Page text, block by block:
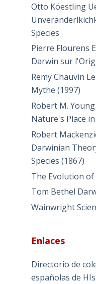
Otto Köestling
Species
Pierre Flourens
Darwin sur
Remy Chauvin
Mythe (1997)
Robert M.
Nature's Place
Robert
Darwinian
Species (1867)
The Evolution
Tom Bethel
Wainwright
Enlaces
Directorio de
españolas de